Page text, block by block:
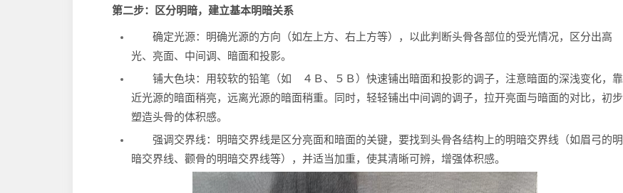
第二步：区分明暗，建立基本明暗关系
确定光源：明确光源的方向（如左上方、右上方等），以此判断头骨各部位的受光情况，区分出高
光、亮面、中间调、暗面和投影。
铺大色块：用较软的铅笔（如 ４Ｂ、５Ｂ）快速铺出暗面和投影的调子，注意暗面的深浅变化，靠
近光源的暗面稍亮，远离光源的暗面稍重。同时，轻轻铺出中间调的调子，拉开亮面与暗面的对比，初步
塑造头骨的体积感。
强调交界线：明暗交界线是区分亮面和暗面的关键，要找到头骨各结构上的明暗交界线（如眉弓的明
暗交界线、颧骨的明暗交界线等），并适当加重，使其清晰可辨，增强体积感。